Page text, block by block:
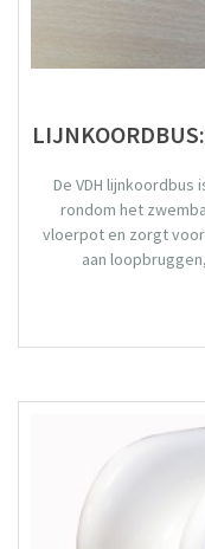
De VDH
rondom het
vloerpot en zorgt
aan